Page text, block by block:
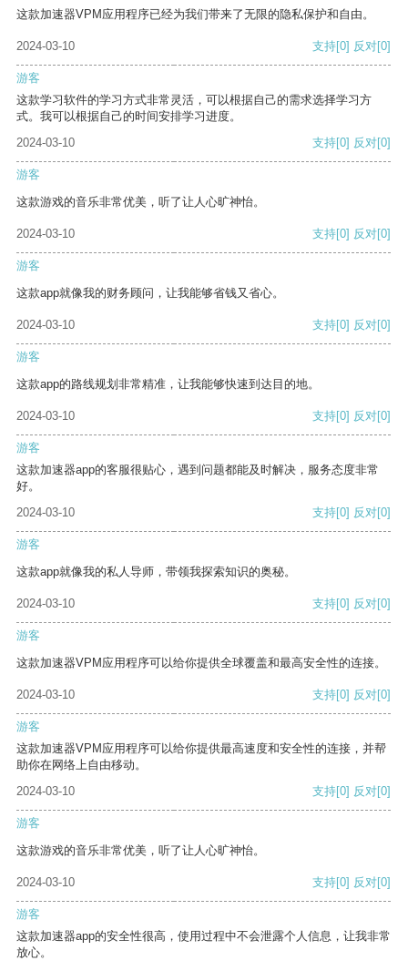
这款加速器VPM应用程序已经为我们带来了无限的隐私保护和自由。
2024-03-10 支持[0] 反对[0]
游客
这款学习软件的学习方式非常灵活，可以根据自己的需求选择学习方
式。我可以根据自己的时间安排学习进度。
2024-03-10
支持[0] 反对[0]
游客
这款游戏的音乐非常优美，听了让人心旷神怡。
2024-03-10 支持[0] 反对[0]
游客
这款app就像我的财务顾问，让我能够省钱又省心。
2024-03-10 支持[0] 反对[0]
游客
这款app的路线规划非常精准，让我能够快速到达目的地。
2024-03-10 支持[0] 反对[0]
游客
这款加速器app的客服很贴心，遇到问题都能及时解决，服务态度非常
好。
2024-03-10
支持[0] 反对[0]
游客
这款app就像我的私人导师，带领我探索知识的奥秘。
2024-03-10 支持[0] 反对[0]
游客
这款加速器VPM应用程序可以给你提供全球覆盖和最高安全性的连接。
2024-03-10 支持[0] 反对[0]
游客
这款加速器VPM应用程序可以给你提供最高速度和安全性的连接，并帮
助你在网络上自由移动。
2024-03-10
支持[0] 反对[0]
游客
这款游戏的音乐非常优美，听了让人心旷神怡。
2024-03-10 支持[0] 反对[0]
游客
这款加速器app的安全性很高，使用过程中不会泄露个人信息，让我非常
放心。